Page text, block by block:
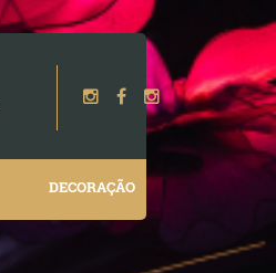
DECORAÇÃO